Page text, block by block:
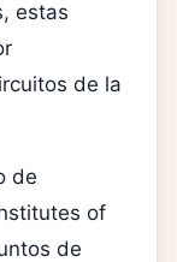
estas
de la
de
of
de